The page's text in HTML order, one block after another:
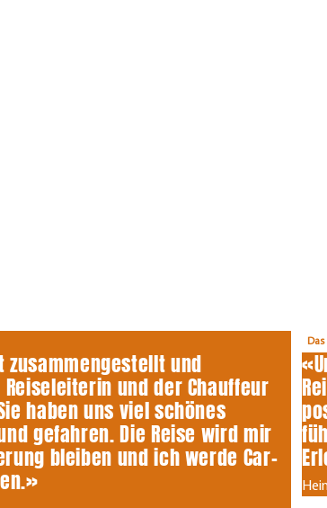
zusammengestellt und
und der Chauffeur
haben uns viel schönes
gefahren. Die Reise wird mir
bleiben und ich werde Car-